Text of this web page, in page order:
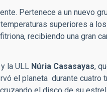
Pertenece a un nuevo
superiores a
recibiendo una gran
la ULL Núria Casasayas,
el planeta durante cuatro